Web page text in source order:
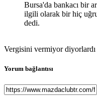
Bursa'da bankacı bir
ilgili olarak bir hiç
dedi.
Vergisini vermiyor diyorlardı
Yorum bağlantısı